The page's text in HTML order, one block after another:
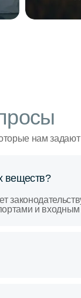
нам задают
веществ?
и